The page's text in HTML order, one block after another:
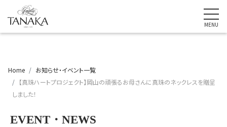
Home
お知らせ・イベント一覧
【真珠ハートプロジェクト】岡山の頑張るお母さんに真珠のネックレスを贈呈
しました！
EVENT・NEWS